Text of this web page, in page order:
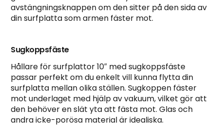
avstängningsknappen om den sitter på den sida av
din surfplatta som armen fäster mot.
Sugkoppsfäste
Hållare för surfplattor 10″ med sugkoppsfäste
passar perfekt om du enkelt vill kunna flytta din
surfplatta mellan olika ställen. Sugkoppen fäster
mot underlaget med hjälp av vakuum, vilket gör att
den behöver en slät yta att fästa mot. Glas och
andra icke-porösa material är idealiska.